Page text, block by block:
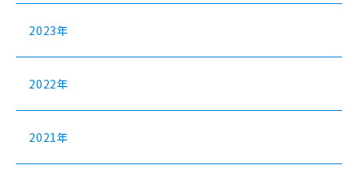
2023年
2022年
2021年